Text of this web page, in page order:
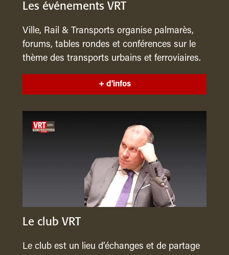
Les événements VRT
Ville, Rail & Transports organise palmarès,
forums, tables rondes et conférences sur le
thème des transports urbains et ferroviaires.
+ d'infos
Le club VRT
Le club est un lieu d’échanges et de partage